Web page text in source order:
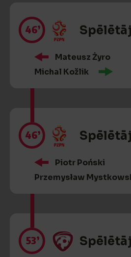
46’
Mateusz Żyro
Michal Kožlik
46’
Piotr Poński
Przemysław
53’